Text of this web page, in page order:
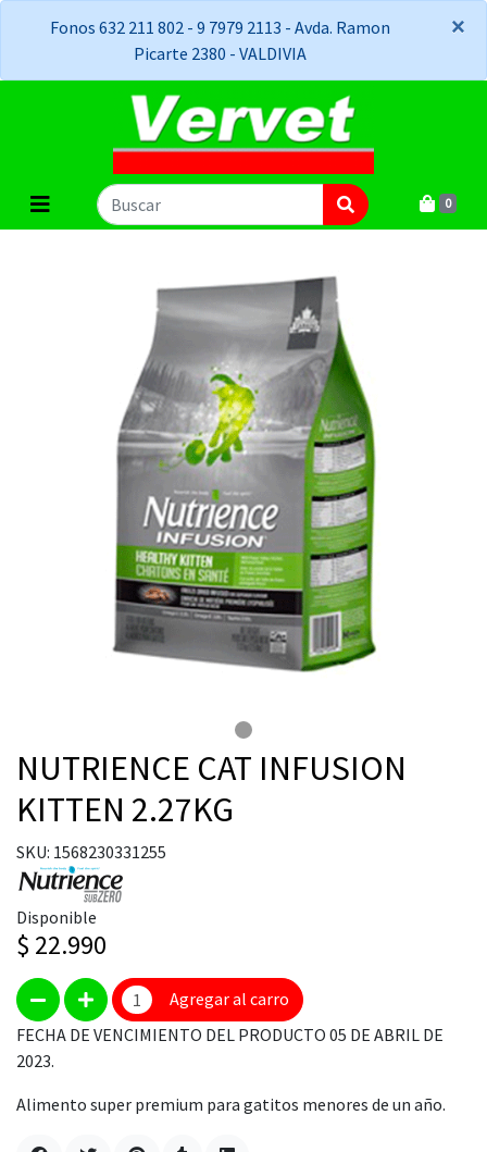
Fonos 632 211 802 - 9 7979 2113 - Avda. Ramon
Picarte 2380 - VALDIVIA
×
×
0
NUTRIENCE CAT INFUSION
KITTEN 2.27KG
SKU: 1568230331255
Disponible
$ 22.990
Agregar al carro
FECHA DE VENCIMIENTO DEL PRODUCTO 05 DE ABRIL DE
2023.
Alimento super premium para gatitos menores de un año.